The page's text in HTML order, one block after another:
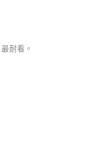
耐看。